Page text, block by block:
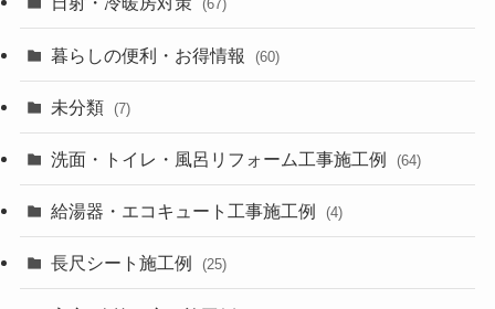
(67)
暮らしの便利・お得情報 (60)
未分類 (7)
洗面・トイレ・風呂リフォーム工事施工例 (64)
給湯器・エコキュート工事施工例 (4)
長尺シート施工例 (25)